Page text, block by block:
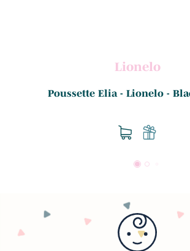
Lionelo
Poussette Elia - Lionelo -